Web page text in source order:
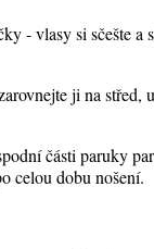
- vlasy si sčešte a
ji na střed,
části paruky
celou dobu nošení.